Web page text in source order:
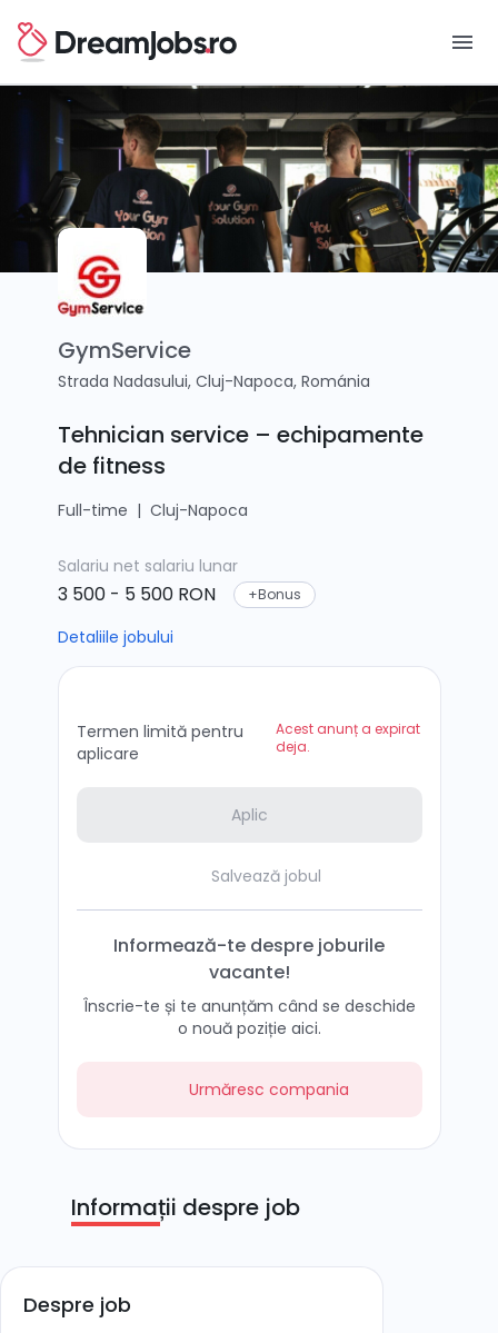
menu
GymService
Strada Nadasului, Cluj-Napoca, Románia
Tehnician service – echipamente
de fitness
Full-time | Cluj-Napoca
Salariu net salariu lunar
3 500 - 5 500 RON +Bonus
Detaliile jobului
Termen limită pentru
aplicare
Acest anunț a expirat
deja.
Aplic
Salvează jobul
Informează-te despre joburile
vacante!
Înscrie-te și te anunțăm când se deschide
o nouă poziție aici.
Urmăresc compania
Informații despre job
Despre job